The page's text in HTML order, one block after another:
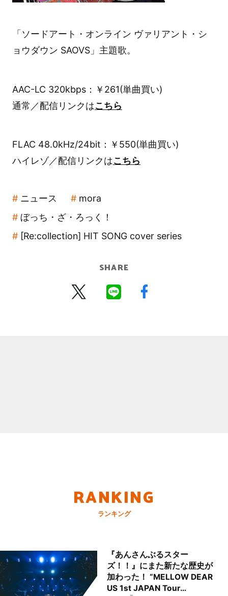
「ソードアート・オンライン ヴァリアント・シ
ョウダウン SAOVS」主題歌。
AAC-LC 320kbps：￥261(単曲買い)
通常／配信リンクはこちら
FLAC 48.0kHz/24bit：￥550(単曲買い)
ハイレゾ／配信リンクはこちら
ニュース
mora
ぼっち・ざ・ろっく！
[Re:collection] HIT SONG cover series
SHARE
RANKING
ランキング
『あんさんぶるスター
ズ！！』にまた新たな歴史が
加わった！ “MELLOW DEAR
US 1st JAPAN Tour